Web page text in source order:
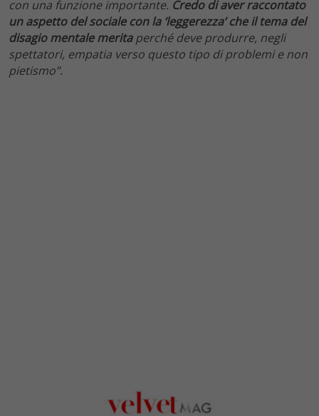
con una funzione importante. Credo di aver raccontato
un aspetto del sociale con la ‘leggerezza’ che il tema del
disagio mentale meritaperché deve produrre, negli
spettatori, empatia verso questo tipo di problemi e non
pietismo”.